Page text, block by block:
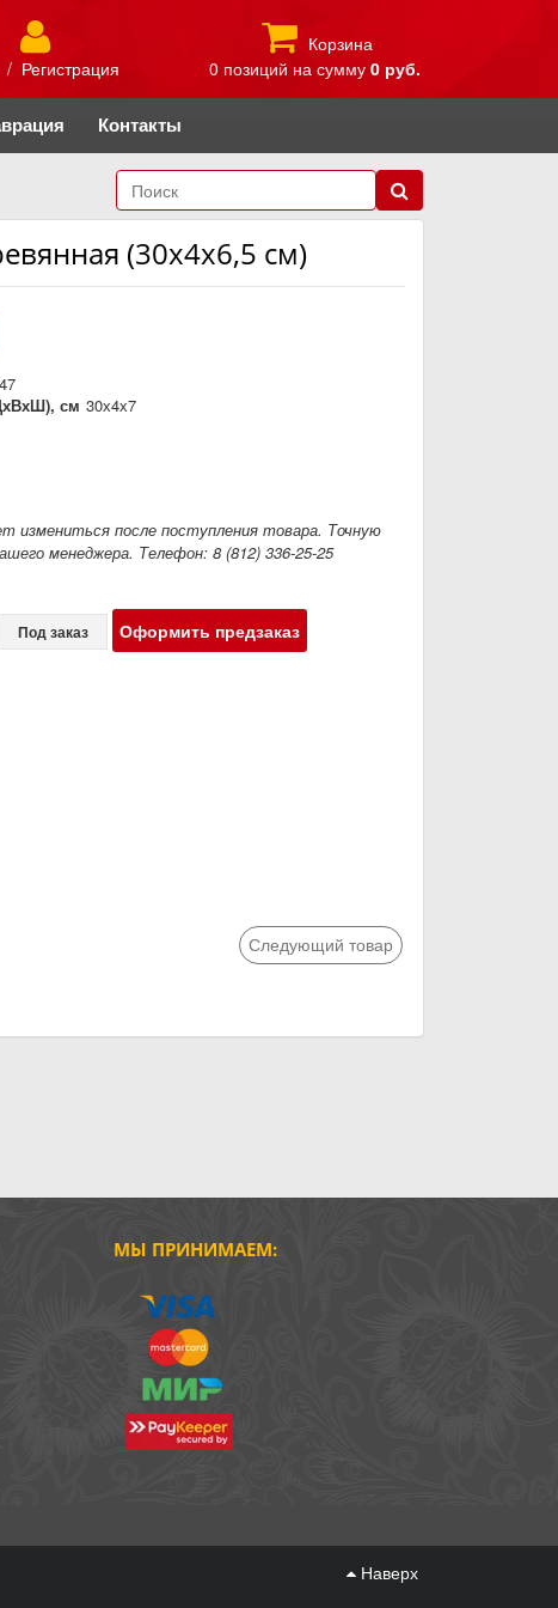
/ Регистрация
Корзина
0 позиций на сумму 0 руб.
Контакты
(30х4х6,5 см)
см 30х4х7
измениться после поступления товара. Точную
менеджера. Телефон: 8 (812) 336-25-25
Под заказ Оформить предзаказ
Следующий товар
МЫ ПРИНИМАЕМ:
Наверх